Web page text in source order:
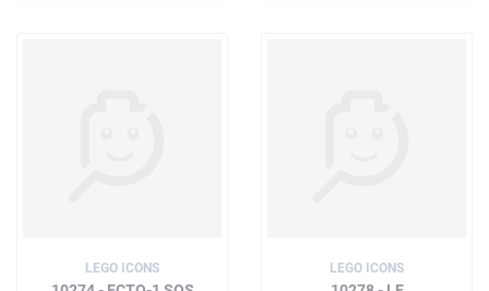
LEGO ICONS LEGO ICONS